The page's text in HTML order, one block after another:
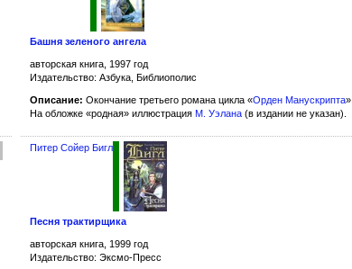
Башня зеленого ангела
авторская книга, 1997 год
Издательство: Азбука, Библиополис
Описание: Окончание третьего романа цикла «Орден Манускрипта».
На обложке «родная» иллюстрация М. Уэлана (в издании не указан).
Питер Сойер Бигл
Песня трактирщика
авторская книга, 1999 год
Издательство: Эксмо-Пресс